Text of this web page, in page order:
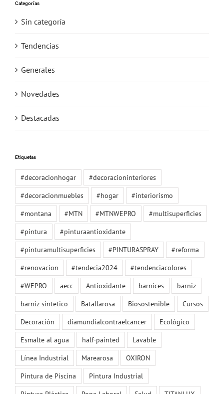
Categorías
Sin categoría
Tendencias
Generales
Novedades
Destacadas
Etiquetas
#decoracionhogar
#decoracioninteriores
#decoracionmuebles
#hogar
#interiorismo
#montana
#MTN #MTNWEPRO
#multisuperficies
#pintura
#pinturaantioxidante
#pinturamultisuperficies
#PINTURASPRAY
#reforma
#renovacion
#tendecia2024
#tendenciacolores
#WEPRO
aecc Antioxidante barnices
barniz
barniz sintetico
Batallarosa Biosostenible
Cursos
Decoración
diamundialcontraelcancer
Ecológico
Esmalte al agua
half-painted
Lavable
Línea Industrial
Marearosa
OXIRON
Pintura de Piscina
Pintura Industrial